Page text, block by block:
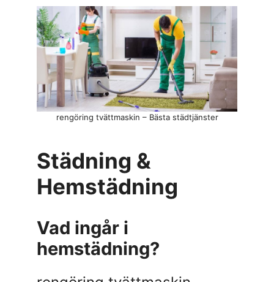
rengöring tvättmaskin – Bästa städtjänster
Städning &
Hemstädning
Vad ingår i
hemstädning?